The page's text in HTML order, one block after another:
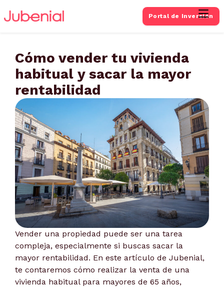
Portal de Inversión
Cómo vender tu vivienda
habitual y sacar la mayor
rentabilidad
Vender una propiedad puede ser una tarea
compleja, especialmente si buscas sacar la
mayor rentabilidad. En este artículo de Jubenial,
te contaremos cómo realizar la venta de una
vivienda habitual para mayores de 65 años,